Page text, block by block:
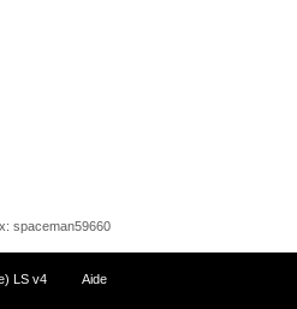
spaceman59660
LS v4 Aide